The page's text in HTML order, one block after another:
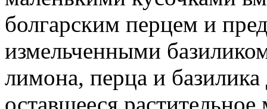
болгарским перцем и
измельченными
лимона, перца и
оставшееся